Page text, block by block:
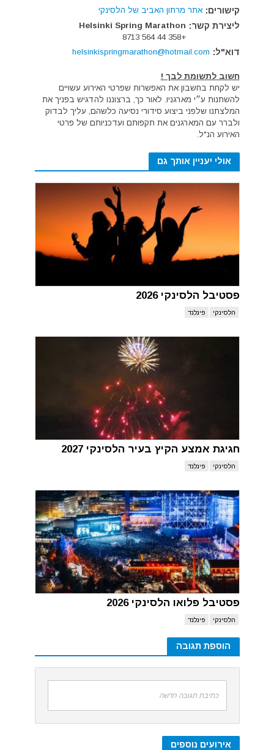
קישורים: אתר מרתון האביב של הלסינקי
ליצירת קשר: Helsinki Spring Marathon
+358 44 564 8713
דוא"ל: helsinkispringmarathon@hotmail.com
חשוב לתשומת לבך !
יש לקחת בחשבון את האפשרות שפרטי האירוע עשויים
להשתנות ע״י מארגניו. לאור כך, ברצוננו להדגיש בפניך את
המלצתנו שלפני ביצוע סידורי נסיעה כלשהם, עליך לבדוק
ולברר עם המארגנים את תקפותם ועדכניותם של פרטי
האירוע הנ"ל.
אולי יעניין אותך גם
פסטיבל הלסינקי 2026
הלסינקי פינלנד
חגיגת אמצע הקיץ בעיר הלסינקי 2027
הלסינקי פינלנד
פסטיבל פלואו הלסינקי 2026
הלסינקי פינלנד
הוספת תגובה
כתיבת תגובה חדשה
אירועים נוספים